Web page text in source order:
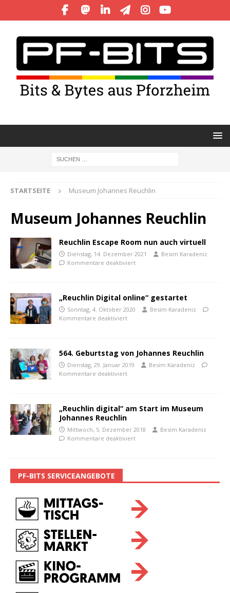
STARTSEITE Museum Johannes Reuchlin
Museum Johannes Reuchlin
Reuchlin Escape Room nun auch virtuell
Dienstag, 14. Dezember 2021
Besim Karadeniz
Kommentare deaktiviert
„Reuchlin Digital online“ gestartet
Sonntag, 4. Oktober 2020
Besim Karadeniz
Kommentare deaktiviert
564. Geburtstag von Johannes Reuchlin
Dienstag, 29. Januar 2019
Besim Karadeniz
Kommentare deaktiviert
„Reuchlin digital“ am Start im Museum
Johannes Reuchlin
Mittwoch, 5. Dezember 2018
Besim Karadeniz
Kommentare deaktiviert
PF-BITS SERVICEANGEBOTE